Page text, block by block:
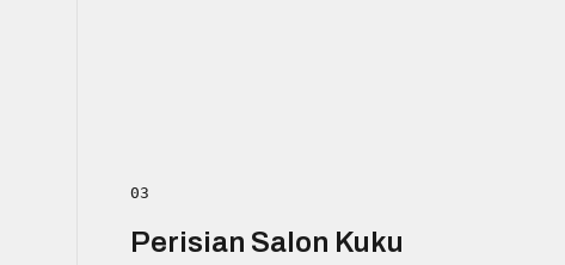
03
Perisian Salon Kuku